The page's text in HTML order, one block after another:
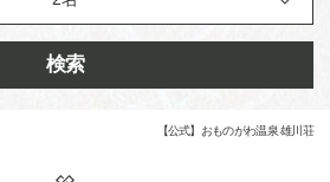
検索
【公式】おものがわ温泉 雄川荘